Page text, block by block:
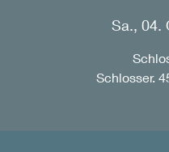
Sa., 04.
Schlosser.